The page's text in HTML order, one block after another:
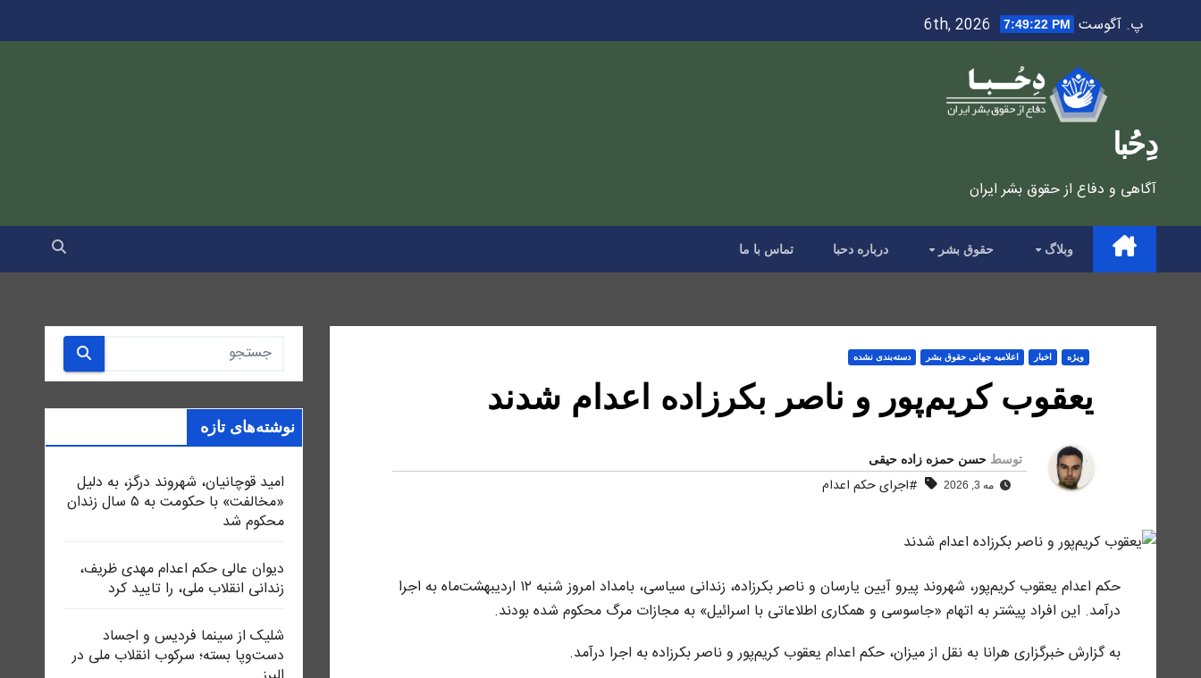
to
پ. آگوست 6th, 2026 7:49:24 PM
دِحُبا
آگاهی و دفاع از حقوق بشر ایران
وبلاگ حقوق بشر درباره دحبا تماس با ما
ویژه اخبار اعلاميه جهانی حقوق بشر دسته‌بندی نشده
یعقوب کریم‌پور و ناصر بکرزاده اعدام شدند
توسط حسن حمزه زاده حیقی
مه 3, 2026 #اجرای حکم اعدام
حکم اعدام یعقوب کریم‌پور، شهروند پیرو آیین یارسان و ناصر بکرزاده، زندانی سیاسی، بامداد امروز شنبه ۱۲ اردیبهشت‌ماه به اجرا
درآمد. این افراد پیشتر به اتهام «جاسوسی و همکاری اطلاعاتی با اسرائیل» به مجازات مرگ محکوم شده بودند.
به گزارش خبرگزاری هرانا به نقل از میزان، حکم اعدام یعقوب کریم‌پور و ناصر بکرزاده به اجرا درآمد.
نوشته‌های تازه
امید قوچانیان، شهروند درگز، به دلیل
«مخالفت» با حکومت به ۵ سال زندان
محکوم شد
دیوان عالی حکم اعدام مهدی ظریف،
زندانی انقلاب ملی، را تایید کرد
شلیک از سینما فردیس و اجساد
دست‌وپا بسته؛ سرکوب انقلاب ملی در